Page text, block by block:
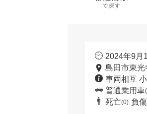
で探す
2024年9月
島田市東光
車両相互
普通乗用車
死亡(0) 負傷